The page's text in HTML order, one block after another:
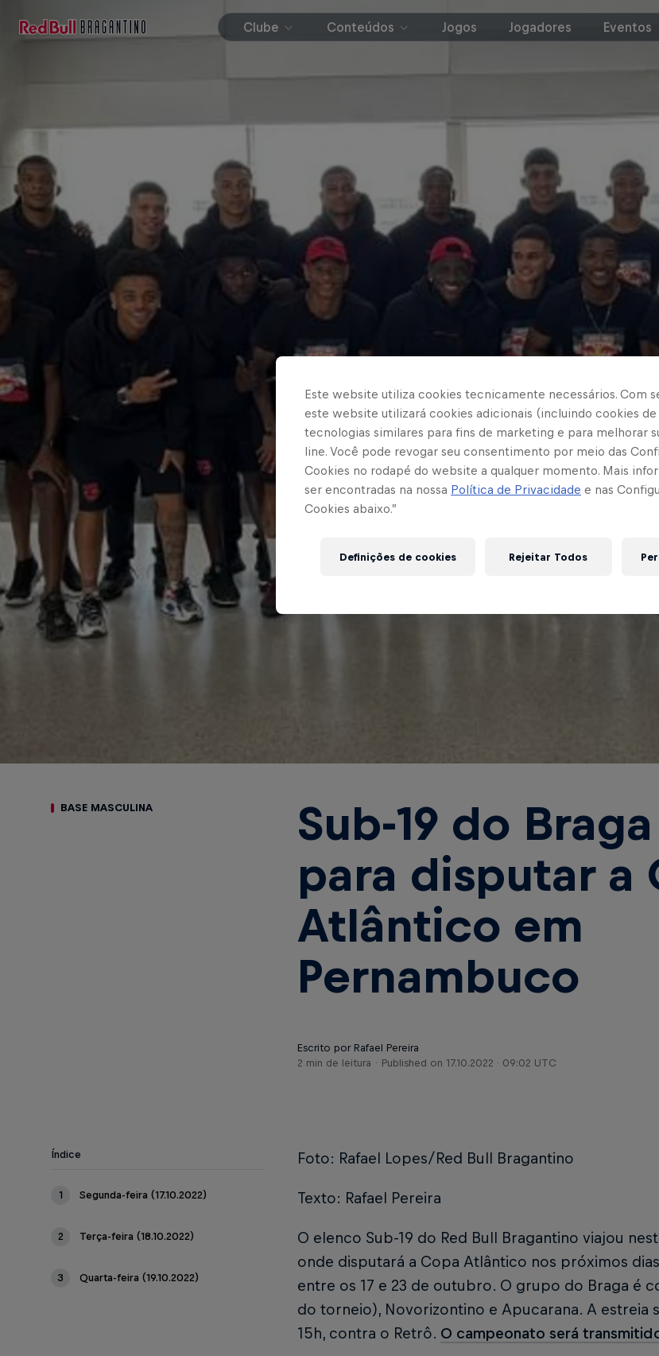
Clube Conteúdos Jogos Jogadores Eventos
BASE MASCULINA
Sub-19 do
para disputar a
Atlântico em
Pernambuco
Escrito por Rafael Pereira
2 min de leitura
Published on 17.10.2022 · 09:02 UTC
Índice
1 Segunda-feira (17.10.2022)
2 Terça-feira (18.10.2022)
3 Quarta-feira (19.10.2022)
Foto: Rafael Lopes/Red Bull Bragantino
Texto: Rafael Pereira
O elenco Sub-19 do Red Bull Bragantino viajou
onde disputará a Copa Atlântico nos próximos
entre os 17 e 23 de outubro. O grupo do Braga é
do torneio), Novorizontino e Apucarana. A estreia
15h, contra o Retrô. O campeonato será
Este website utiliza cookies tecnicamente necessários. Com
este website utilizará cookies adicionais (incluindo cookies
tecnologias similares para fins de marketing e para melhorar
line. Você pode revogar seu consentimento por meio das
Cookies no rodapé do website a qualquer momento. Mais
ser encontradas na nossa Política de Privacidade e nas
Cookies abaixo.”
Definições de cookies Rejeitar Todos